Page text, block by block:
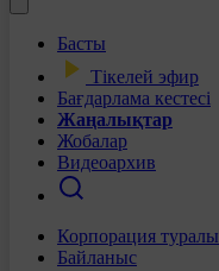
Басты
Тікелей эфир
Бағдарлама кестесі
Жаңалықтар
Жобалар
Видеоархив
Корпорация туралы
Байланыс